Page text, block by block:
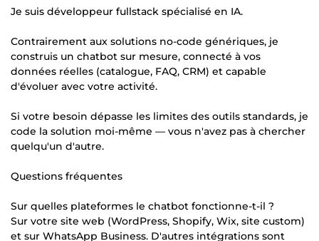
Je suis développeur fullstack spécialisé en IA.
Contrairement aux solutions no-code génériques, je
construis un chatbot sur mesure, connecté à vos
données réelles (catalogue, FAQ, CRM) et capable
d'évoluer avec votre activité.
Si votre besoin dépasse les limites des outils standards, je
code la solution moi-même — vous n'avez pas à chercher
quelqu'un d'autre.
Questions fréquentes
Sur quelles plateformes le chatbot fonctionne-t-il ?
Sur votre site web (WordPress, Shopify, Wix, site custom)
et sur WhatsApp Business. D'autres intégrations sont